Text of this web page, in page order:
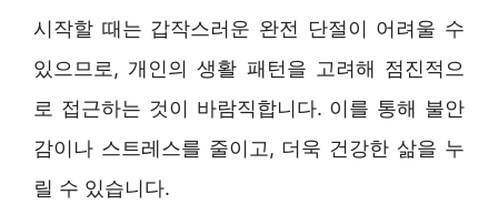
시작할 때는 갑작스러운 완전 단절이 어려울 수
있으므로, 개인의 생활 패턴을 고려해 점진적으
로 접근하는 것이 바람직합니다. 이를 통해 불안
감이나 스트레스를 줄이고, 더욱 건강한 삶을 누
릴 수 있습니다.